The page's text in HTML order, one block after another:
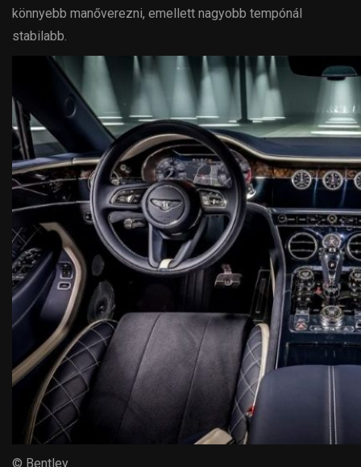
könnyebb manőverezni, emellett nagyobb tempónál
stabilabb.
© Bentley